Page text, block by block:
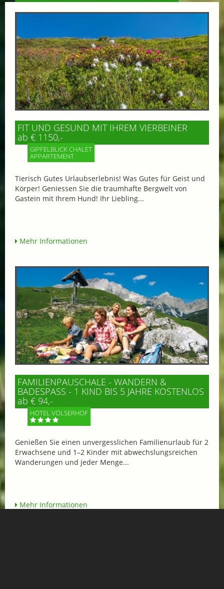
FIT UND GESUND MIT IHREM VIERBEINER
ab € 1150,-
GIPFELBLICK CHALET
APPARTEMENT
Tierisch Gutes Urlaubserlebnis! Was Gutes für Geist und
Körper! Geniessen Sie die traumhafte Bergwelt von
Gastein mit Ihrem Hund! Ihr Liebling...
Mehr Informationen
FAMILIENPAUSCHALE - WANDERN &
BADESPASS - 1 KIND BIS 5 JAHRE KOSTENLOS
ab € 94,-
HOTEL VÖLSERHOF
Genießen Sie einen unvergesslichen Familienurlaub für 2
Erwachsene und 1–2 Kinder mit abwechslungsreichen
Wanderungen und jeder Menge...
Mehr Informationen